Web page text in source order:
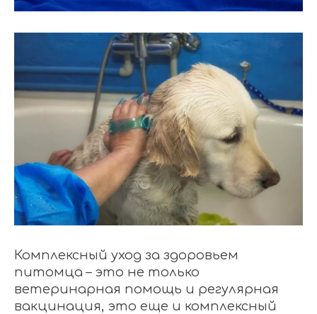
Комплексный уход за здоровьем
питомца – это не только
ветеринарная помощь и регулярная
вакцинация, это еще и комплексный